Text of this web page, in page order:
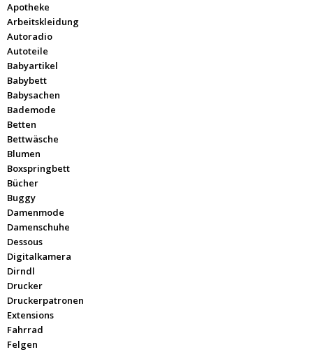
Apotheke
Arbeitskleidung
Autoradio
Autoteile
Babyartikel
Babybett
Babysachen
Bademode
Betten
Bettwäsche
Blumen
Boxspringbett
Bücher
Buggy
Damenmode
Damenschuhe
Dessous
Digitalkamera
Dirndl
Drucker
Druckerpatronen
Extensions
Fahrrad
Felgen